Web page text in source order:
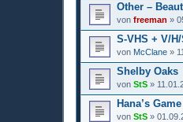
Other –
von freeman »
S-VHS + V/
von McClane »
Shelby Oaks
von StS »
Hana’s Game
von StS »